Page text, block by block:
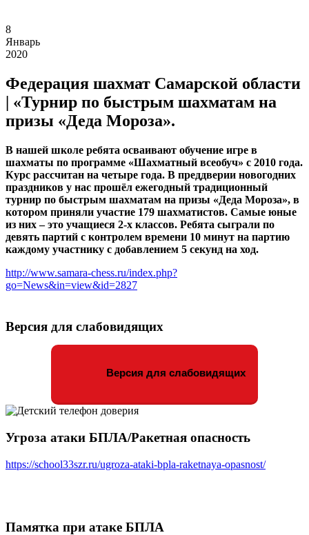
8
Январь
2020
Федерация шахмат Самарской области
| «Турнир по быстрым шахматам на
призы «Деда Мороза».
В нашей школе ребята осваивают обучение игре в
шахматы по программе «Шахматный всеобуч» с 2010 года.
Курс рассчитан на четыре года. В преддверии новогодних
праздников у нас прошёл ежегодный традиционный
турнир по быстрым шахматам на призы «Деда Мороза», в
котором приняли участие 179 шахматистов. Самые юные
из них – это учащиеся 2-х классов. Ребята сыграли по
девять партий с контролем времени 10 минут на партию
каждому участнику с добавлением 5 секунд на ход.
http://www.samara-chess.ru/index.php?
go=News&in=view&id=2827
Версия для слабовидящих
Версия для слабовидящих
Угроза атаки БПЛА/Ракетная опасность
https://school33szr.ru/ugroza-ataki-bpla-raketnaya-opasnost/
Памятка при атаке БПЛА